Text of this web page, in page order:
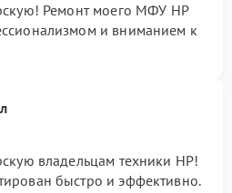
Ремонт моего МФУ HP
и вниманием к
владельцам техники HP!
быстро и эффективно.